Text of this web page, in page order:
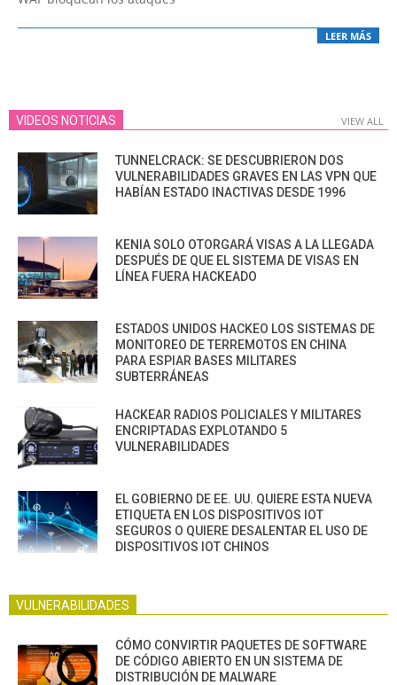
LEER MÁS
VIDEOS NOTICIAS VIEW ALL
TUNNELCRACK: SE DESCUBRIERON DOS
VULNERABILIDADES GRAVES EN LAS VPN QUE
HABÍAN ESTADO INACTIVAS DESDE 1996
KENIA SOLO OTORGARÁ VISAS A LA LLEGADA
DESPUÉS DE QUE EL SISTEMA DE VISAS EN
LÍNEA FUERA HACKEADO
ESTADOS UNIDOS HACKEO LOS SISTEMAS DE
MONITOREO DE TERREMOTOS EN CHINA
PARA ESPIAR BASES MILITARES
SUBTERRÁNEAS
HACKEAR RADIOS POLICIALES Y MILITARES
ENCRIPTADAS EXPLOTANDO 5
VULNERABILIDADES
EL GOBIERNO DE EE. UU. QUIERE ESTA NUEVA
ETIQUETA EN LOS DISPOSITIVOS IOT
SEGUROS O QUIERE DESALENTAR EL USO DE
DISPOSITIVOS IOT CHINOS
VULNERABILIDADES
CÓMO CONVIRTIR PAQUETES DE SOFTWARE
DE CÓDIGO ABIERTO EN UN SISTEMA DE
DISTRIBUCIÓN DE MALWARE